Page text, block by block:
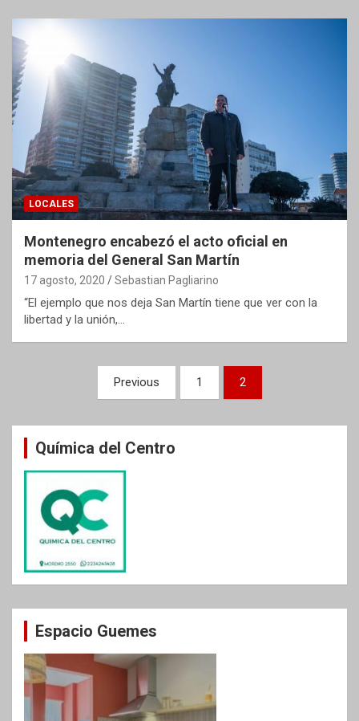
LOCALES
Montenegro encabezó el acto oficial en
memoria del General San Martín
17 agosto, 2020 Sebastian Pagliarino
“El ejemplo que nos deja San Martín tiene que ver con la
libertad y la unión,…
entradas
Previous 1 2
Química del Centro
Espacio Guemes